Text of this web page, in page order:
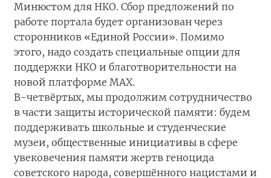
Минюстом для НКО. Сбор предложений по
работе портала будет организован через
сторонников «Единой России». Помимо
этого, надо создать специальные опции для
поддержки НКО и благотворительности на
новой платформе MAX.
В-четвёртых, мы продолжим сотрудничество
в части защиты исторической памяти: будем
поддерживать школьные и студенческие
музеи, общественные инициативы в сфере
увековечения памяти жертв геноцида
советского народа, совершённого нацистами и